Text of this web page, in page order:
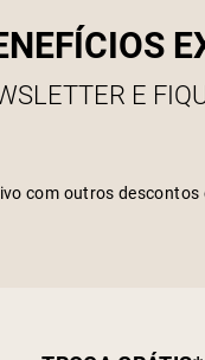
E
com outros descontos